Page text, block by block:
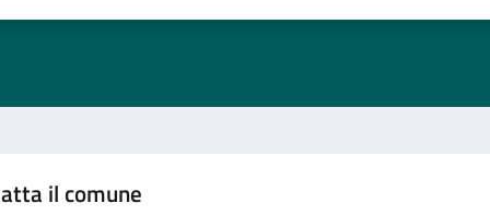
il comune